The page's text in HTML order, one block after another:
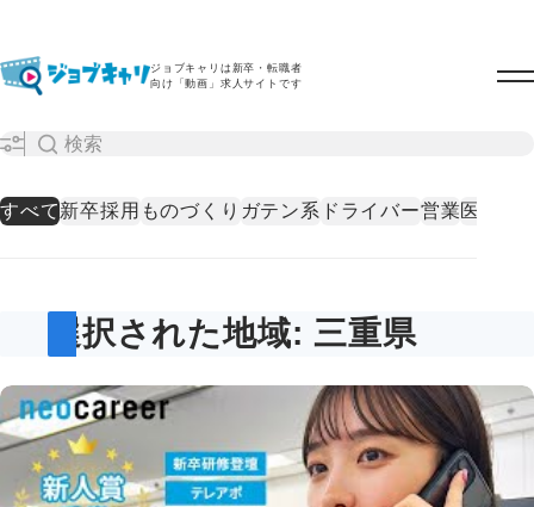
ジョブキャリは新卒・転職者
向け「動画」求人サイトです
すべて新卒採用 ものづくり ガテン系 ドライバー営業医療・
選択された地域: 三重県